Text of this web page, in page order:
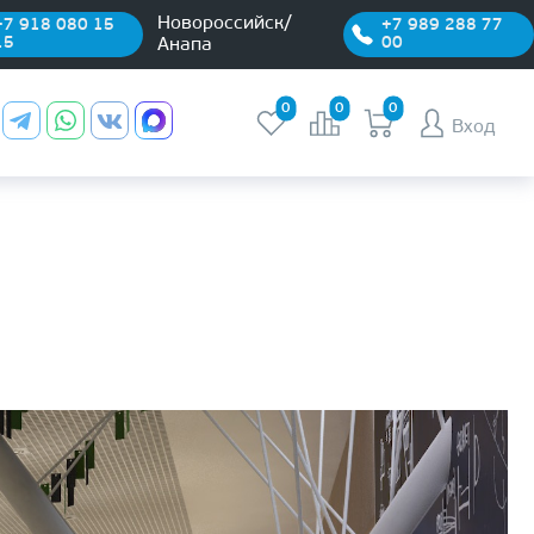
918 080 15
Новороссийск/
Анапа
+7 989 288 77
00
0 0 0
Вход